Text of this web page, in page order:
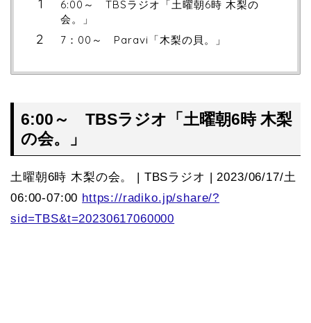
6:00～ TBSラジオ「土曜朝6時 木梨の
会。」
7：00～ Paravi「木梨の貝。」
6:00～ TBSラジオ「土曜朝6時 木梨
の会。」
土曜朝6時 木梨の会。 | TBSラジオ | 2023/06/17/土
06:00-07:00 https://radiko.jp/share/?
sid=TBS&t=20230617060000